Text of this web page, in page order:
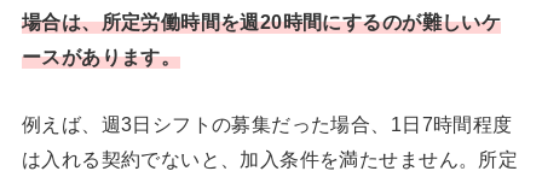
場合は、所定労働時間を週20時間にするのが難しいケ
ースがあります。
例えば、週3日シフトの募集だった場合、1日7時間程度
は入れる契約でないと、加入条件を満たせません。所定